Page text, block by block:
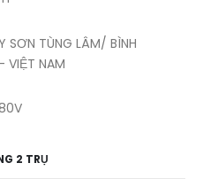
SƠN TÙNG LÂM/ BÌNH
VIỆT NAM
2 TRỤ